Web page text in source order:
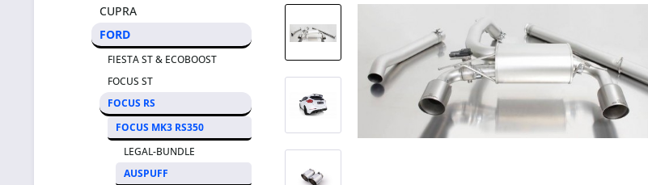
CUPRA
FORD
FIESTA ST & ECOBOOST
FOCUS ST
FOCUS RS
FOCUS MK3 RS350
LEGAL-BUNDLE
AUSPUFF